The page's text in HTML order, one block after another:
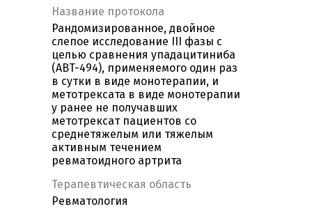
Название протокола
Рандомизированное, двойное
слепое исследование III фазы с
целью сравнения упадацитиниба
(ABT-494), применяемого один раз
в сутки в виде монотерапии, и
метотрексата в виде монотерапии
у ранее не получавших
метотрексат пациентов со
среднетяжелым или тяжелым
активным течением
ревматоидного артрита
Терапевтическая область
Ревматология